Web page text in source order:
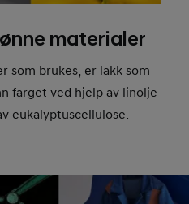
materialer
som brukes, er lakk som
farget ved hjelp av linolje
eukalyptuscellulose.